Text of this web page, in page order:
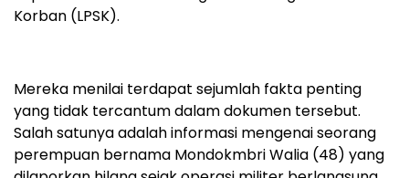
Korban (LPSK).
Mereka menilai terdapat sejumlah fakta penting
yang tidak tercantum dalam dokumen tersebut.
Salah satunya adalah informasi mengenai seorang
perempuan bernama Mondokmbri Walia (48) yang